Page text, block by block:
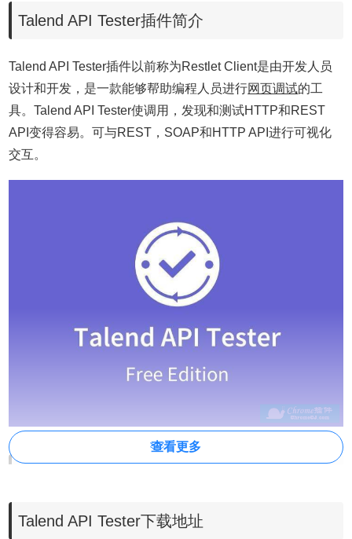
Talend API Tester插件简介
Talend API Tester插件以前称为Restlet Client是由开发人员
设计和开发，是一款能够帮助编程人员进行网页调试的工
具。Talend API Tester使调用，发现和测试HTTP和REST
API变得容易。可与REST，SOAP和HTTP API进行可视化
交互。
1、发送请求并检查响应
查看更多
Talend API Tester下载地址